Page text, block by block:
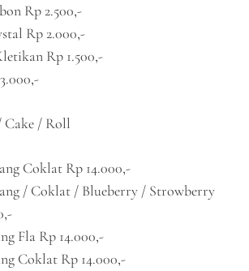
Rp 2.500,-
Rp 2.000,-
Rp 1.500,-
Cake / Roll
Coklat Rp 14.000,-
/ Coklat / Blueberry / Strowberry
Fla Rp 14.000,-
Coklat Rp 14.000,-